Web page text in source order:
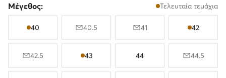
Μέγεθος: Τελευταία τεμάχια
40 40.5 41 42
42.5 43 44 44.5